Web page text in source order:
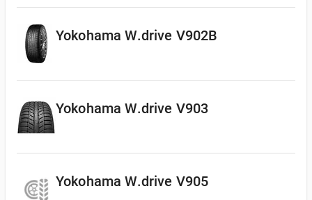
Yokohama W.drive V902B
Yokohama W.drive V903
Yokohama W.drive V905